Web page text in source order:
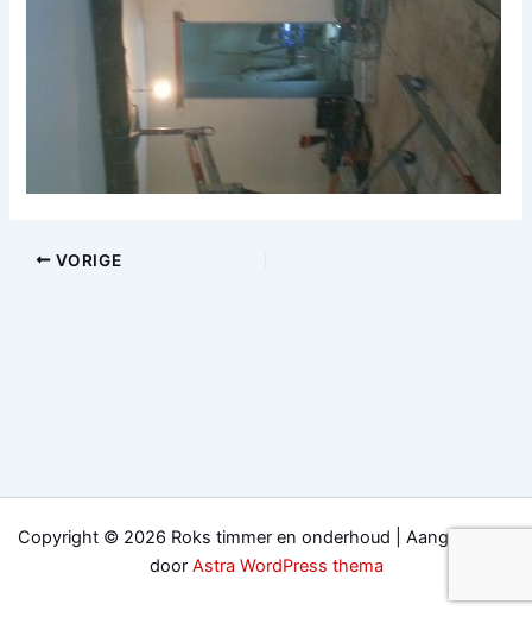
VORIGE
Copyright © 2026 Roks timmer en onderhoud | Aangedreven
door Astra WordPress thema